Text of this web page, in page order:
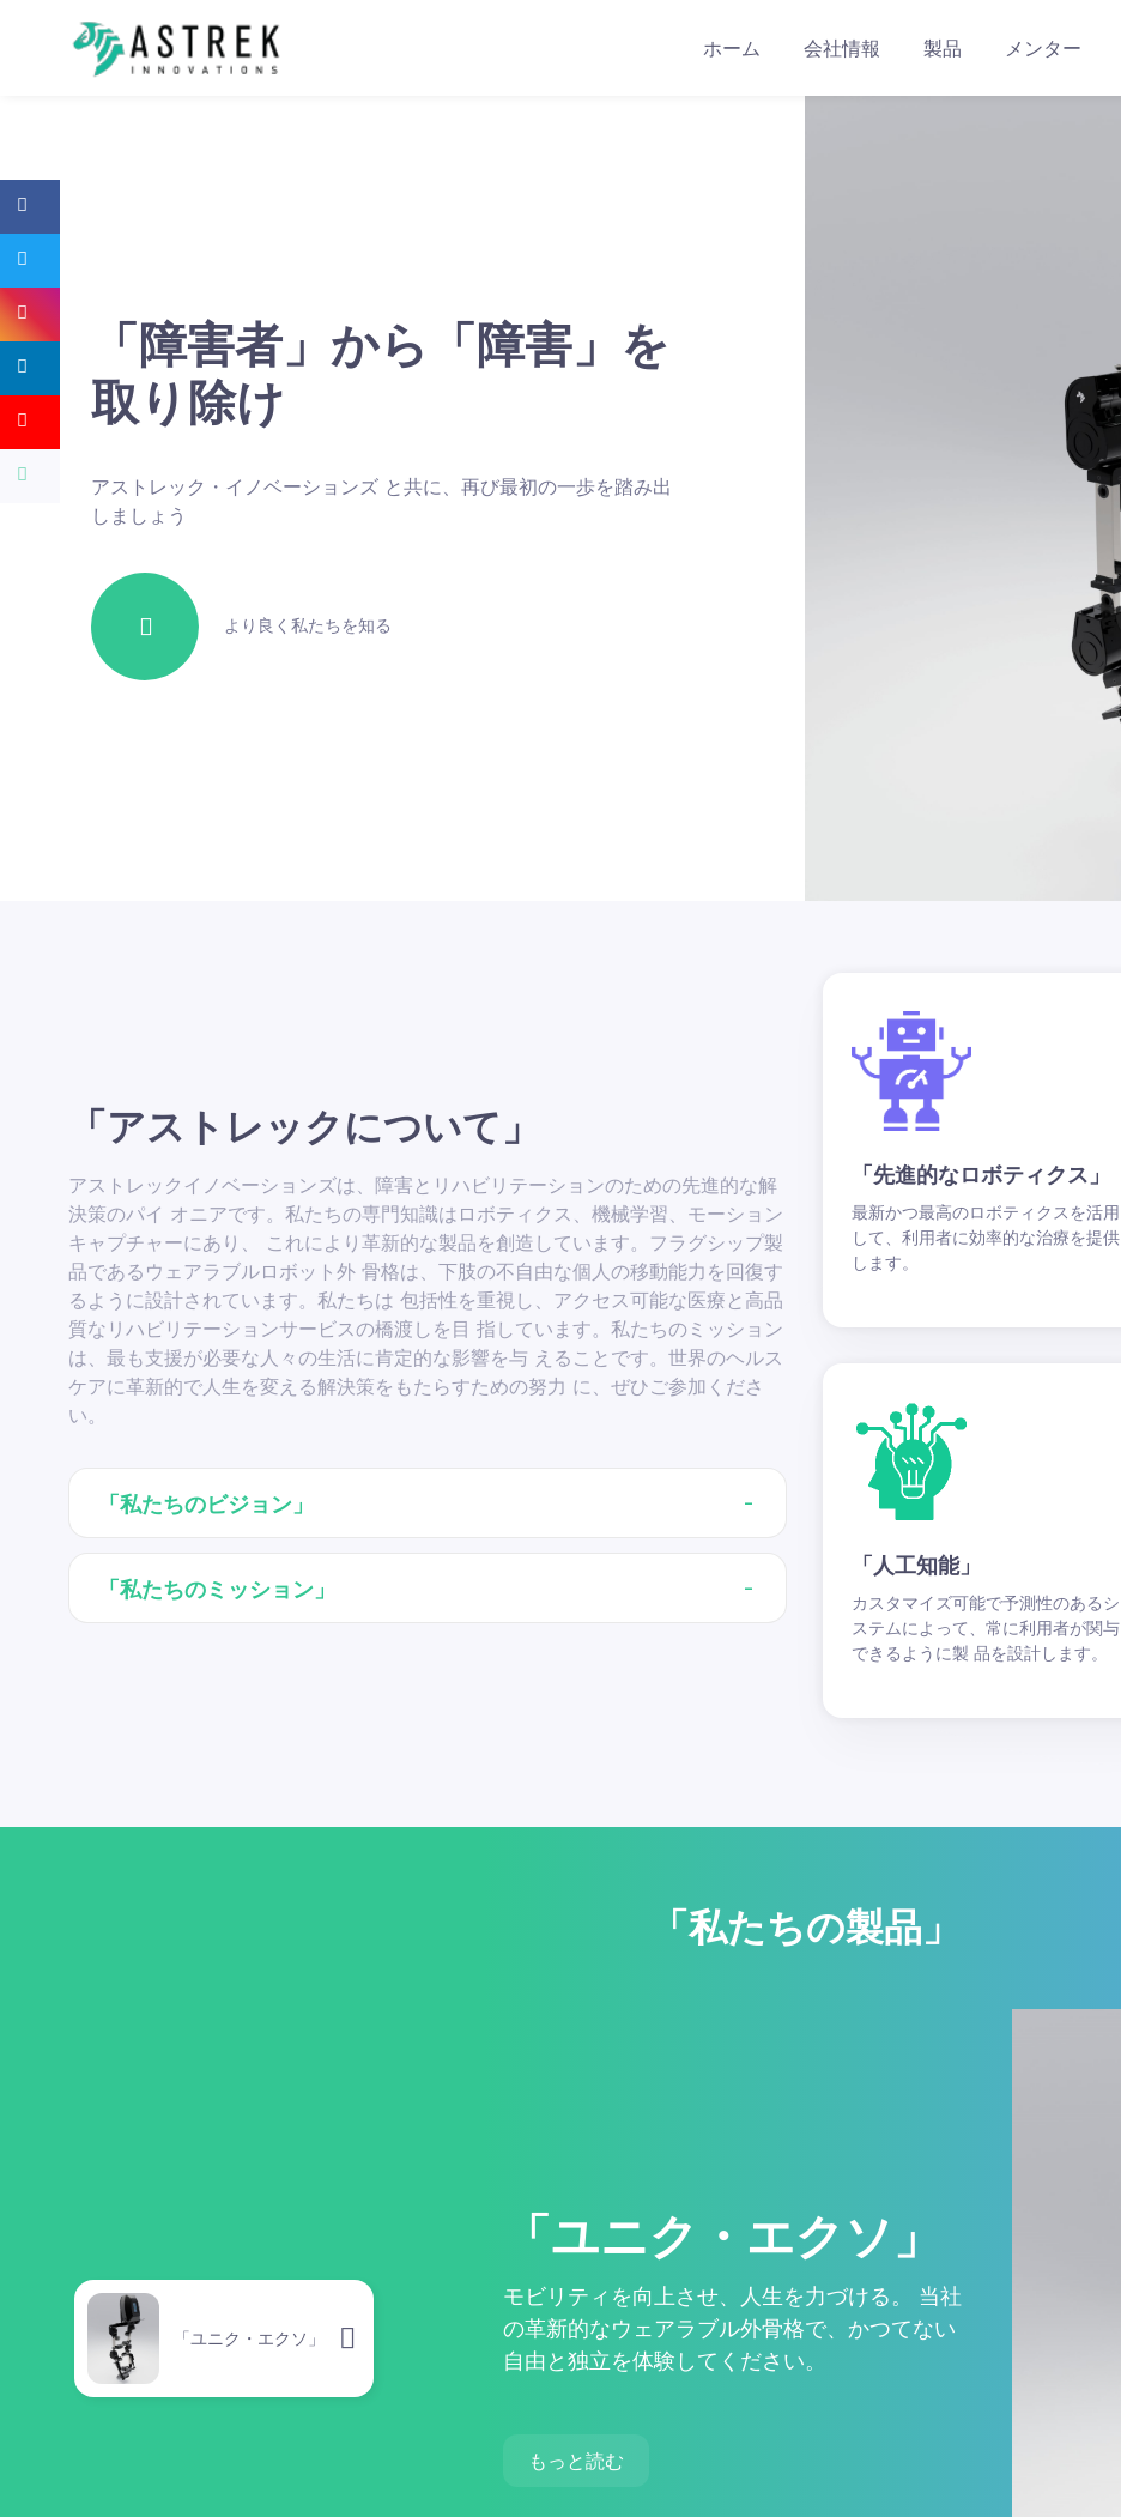
ホーム 会社情報 製品 メンター
「障害者」から「障害」を
取り除け
アストレック・イノベーションズ と共に、再び最初の一歩を踏み出
しましょう
より良く私たちを知る
「アストレックについて」
アストレックイノベーションズは、障害とリハビリテーションのための先進的な解
決策のパイ オニアです。私たちの専門知識はロボティクス、機械学習、モーション
キャプチャーにあり、 これにより革新的な製品を創造しています。フラグシップ製
品であるウェアラブルロボット外 骨格は、下肢の不自由な個人の移動能力を回復す
るように設計されています。私たちは 包括性を重視し、アクセス可能な医療と高品
質なリハビリテーションサービスの橋渡しを目 指しています。私たちのミッション
は、最も支援が必要な人々の生活に肯定的な影響を与 えることです。世界のヘルス
ケアに革新的で人生を変える解決策をもたらすための努力 に、ぜひご参加くださ
い。
「私たちのビジョン」
「私たちのミッション」
「先進的なロボティクス」
最新かつ最高のロボティクスを活用
して、利用者に効率的な治療を提供
します。
「人工知能」
カスタマイズ可能で予測性のあるシ
ステムによって、常に利用者が関与
できるように製 品を設計します。
「私たちの製品」
「ユニク・エクソ」
「ユニク・エクソ」
モビリティを向上させ、人生を力づける。 当社
の革新的なウェアラブル外骨格で、かつてない
自由と独立を体験してください。
もっと読む